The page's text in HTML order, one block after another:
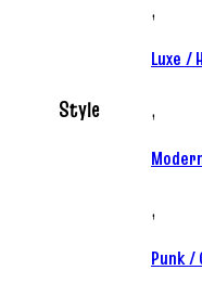
Style
,
Luxe /
,
,
Punk /